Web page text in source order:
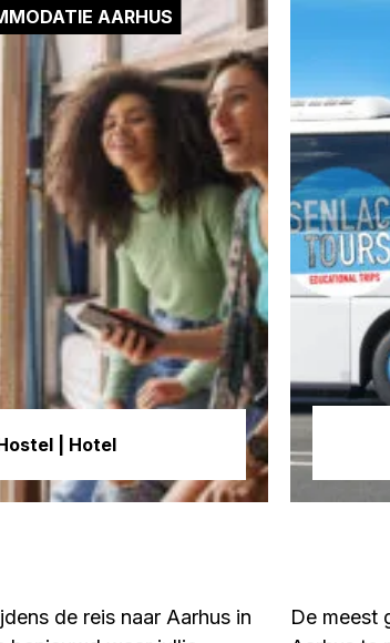
AARHUS
| Hotel
de reis naar Aarhus in
De meest